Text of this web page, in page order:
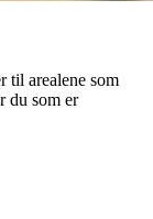
til arealene som
du som er